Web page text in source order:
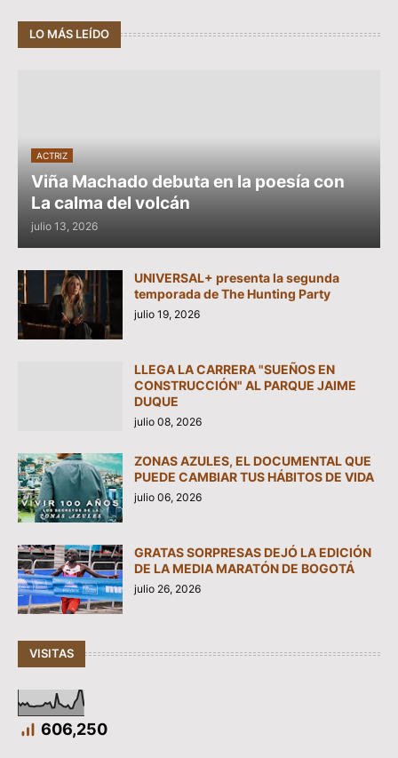
LO MÁS LEÍDO
ACTRIZ
Viña Machado debuta en la poesía con
La calma del volcán
julio 13, 2026
UNIVERSAL+ presenta la segunda
temporada de The Hunting Party
julio 19, 2026
LLEGA LA CARRERA "SUEÑOS EN
CONSTRUCCIÓN" AL PARQUE JAIME
DUQUE
julio 08, 2026
ZONAS AZULES, EL DOCUMENTAL QUE
PUEDE CAMBIAR TUS HÁBITOS DE VIDA
julio 06, 2026
GRATAS SORPRESAS DEJÓ LA EDICIÓN
DE LA MEDIA MARATÓN DE BOGOTÁ
julio 26, 2026
VISITAS
606,250